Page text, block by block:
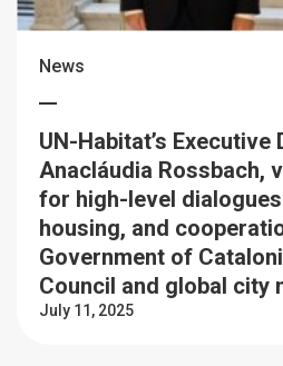
News
UN-Habitat’s Executive
Anacláudia Rossbach,
for high-level
housing, and
Government of
Council and global city
July 11, 2025